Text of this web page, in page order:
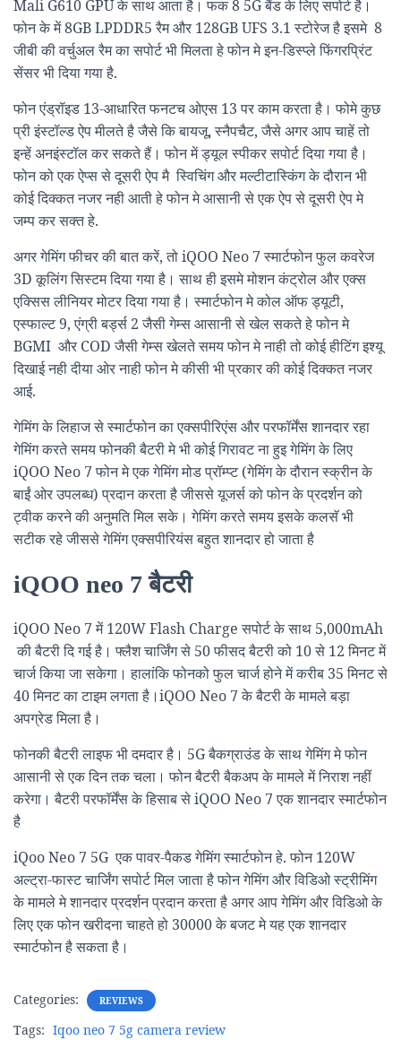
Mali G610 GPU के साथ आता है। फक 8 5G बैंड के लिए सपोर्ट है।
फोन के में 8GB LPDDR5 रैम और 128GB UFS 3.1 स्टोरेज है इसमे 8
जीबी की वर्चुअल रैम का सपोर्ट भी मिलता हे फोन मे इन-डिस्प्ले फिंगरप्रिंट
सेंसर भी दिया गया है.
फोन एंड्रॉइड 13-आधारित फनटच ओएस 13 पर काम करता है। फोमे कुछ
प्री इंस्टॉल्ड ऐप मीलते है जैसे कि बायजू, स्नैपचैट, जैसे अगर आप चाहें तो
इन्हें अनइंस्टॉल कर सकते हैं। फोन में ड्यूल स्पीकर सपोर्ट दिया गया है।
फोन को एक ऐप्स से दूसरी ऐप मै स्विचिंग और मल्टीटास्किंग के दौरान भी
कोई दिक्कत नजर नही आती हे फोन मे आसानी से एक ऐप से दूसरी ऐप मे
जम्प कर सक्त हे.
अगर गेमिंग फीचर की बात करें, तो iQOO Neo 7 स्मार्टफोन फुल कवरेज
3D कूलिंग सिस्टम दिया गया है। साथ ही इसमे मोशन कंट्रोल और एक्स
एक्सिस लीनियर मोटर दिया गया है। स्मार्टफोन मे कोल ऑफ ड्यूटी,
एस्फाल्ट 9, एंग्री बर्ड्स 2 जैसी गेम्स आसानी से खेल सकते हे फोन मे
BGMI और COD जैसी गेम्स खेलते समय फोन मे नाही तो कोई हीटिंग इश्यू
दिखाई नही दीया ओर नाही फोन मे कीसी भी प्रकार की कोई दिक्कत नजर
आई.
गेमिंग के लिहाज से स्मार्टफोन का एक्सपीरिएंस और परफॉर्मेंस शानदार रहा
गेमिंग करते समय फोनकी बैटरी मे भी कोई गिरावट ना हुइ गेमिंग के लिए
iQOO Neo 7 फोन मे एक गेमिंग मोड प्रॉम्प्ट (गेमिंग के दौरान स्क्रीन के
बाईं ओर उपलब्ध) प्रदान करता है जीससे यूजर्स को फोन के प्रदर्शन को
ट्वीक करने की अनुमति मिल सके। गेमिंग करते समय इसके कलसॅ भी
सटीक रहे जीससे गेमिंग एक्सपीरियंस बहुत शानदार हो जाता है
iQOO neo 7 बैटरी
iQOO Neo 7 में 120W Flash Charge सपोर्ट के साथ 5,000mAh
की बैटरी दि गई है। फ्लैश चार्जिंग से 50 फीसद बैटरी को 10 से 12 मिनट में
चार्ज किया जा सकेगा। हालांकि फोनको फुल चार्ज होने में करीब 35 मिनट से
40 मिनट का टाइम लगता है।iQOO Neo 7 के बैटरी के मामले बड़ा
अपग्रेड मिला है।
फोनकी बैटरी लाइफ भी दमदार है। 5G बैकग्राउंड के साथ गेमिंग मे फोन
आसानी से एक दिन तक चला। फोन बैटरी बैकअप के मामले में निराश नहीं
करेगा। बैटरी परफॉर्मेंस के हिसाब से iQOO Neo 7 एक शानदार स्मार्टफोन
है
iQoo Neo 7 5G एक पावर-पैकड गेमिंग स्मार्टफोन हे. फोन 120W
अल्ट्रा-फास्ट चार्जिंग सपोर्ट मिल जाता है फोन गेमिंग और विडिओ स्ट्रीमिंग
के मामले मे शानदार प्रदर्शन प्रदान करता है अगर आप गेमिंग और विडिओ के
लिए एक फोन खरीदना चाहते हो 30000 के बजट मे यह एक शानदार
स्मार्टफोन है सकता है।
Categories: REVIEWS
Tags: Iqoo neo 7 5g camera review